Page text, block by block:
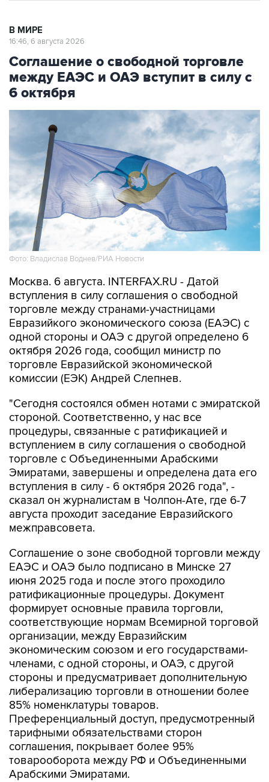
В МИРЕ
16:46, 6 августа 2026
Соглашение о свободной торговле
между ЕАЭС и ОАЭ вступит в силу с
6 октября
Фото: Владислав Воднев/РИА Новости
Москва. 6 августа. INTERFAX.RU - Датой
вступления в силу соглашения о свободной
торговле между странами-участницами
Евразийкого экономического союза (ЕАЭС) с
одной стороны и ОАЭ с другой определено 6
октября 2026 года, сообщил министр по
торговле Евразийской экономической
комиссии (ЕЭК) Андрей Слепнев.
"Сегодня состоялся обмен нотами с эмиратской
стороной. Соответственно, у нас все
процедуры, связанные с ратификацией и
вступлением в силу соглашения о свободной
торговле с Объединенными Арабскими
Эмиратами, завершены и определена дата его
вступления в силу - 6 октября 2026 года", -
сказал он журналистам в Чолпон-Ате, где 6-7
августа проходит заседание Евразийского
межправсовета.
Соглашение о зоне свободной торговли между
ЕАЭС и ОАЭ было подписано в Минске 27
июня 2025 года и после этого проходило
ратификационные процедуры. Документ
формирует основные правила торговли,
соответствующие нормам Всемирной торговой
организации, между Евразийским
экономическим союзом и его государствами-
членами, с одной стороны, и ОАЭ, с другой
стороны и предусматривает дополнительную
либерализацию торговли в отношении более
85% номенклатуры товаров.
Преференциальный доступ, предусмотренный
тарифными обязательствами сторон
соглашения, покрывает более 95%
товарооборота между РФ и Объединенными
Арабскими Эмиратами.